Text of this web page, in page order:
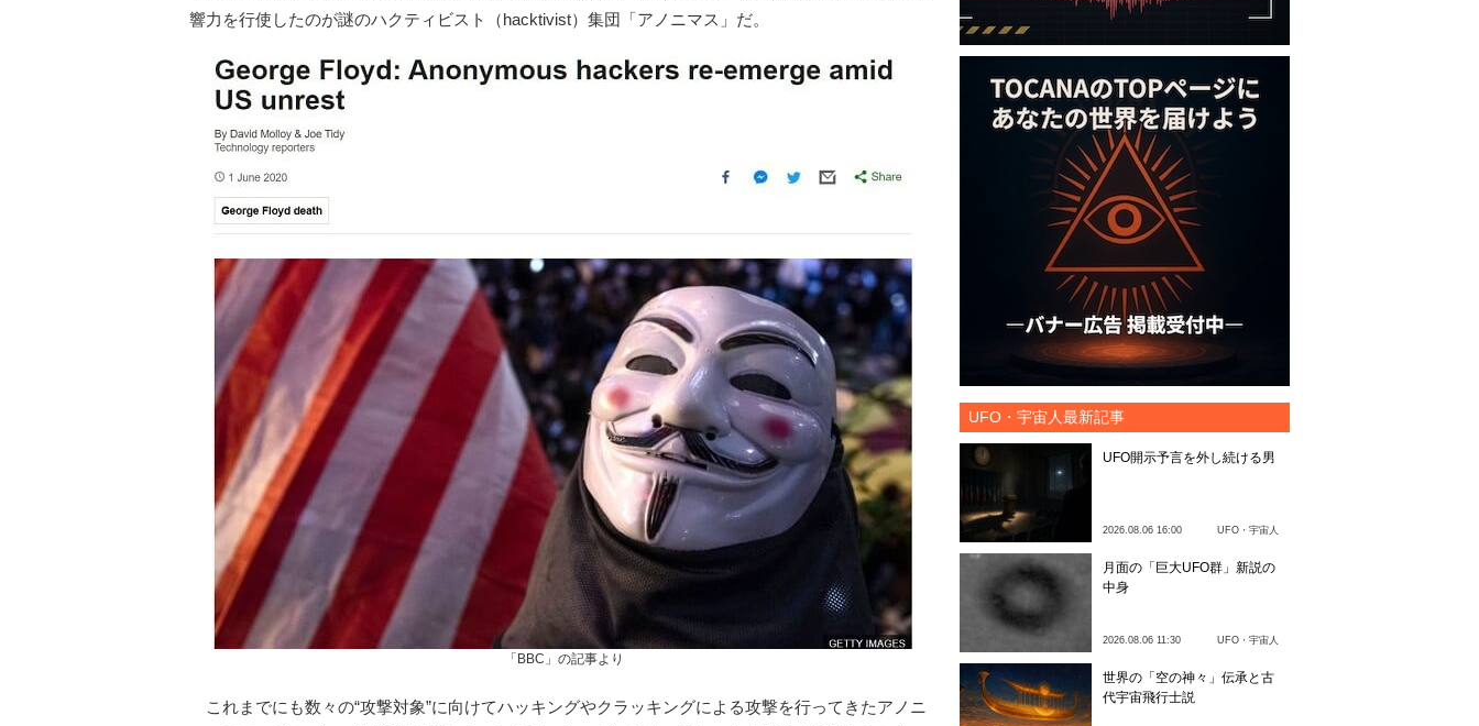
響力を行使したのが謎のハクティビスト（hacktivist）集団「アノニマス」だ。
「BBC」の記事より
これまでにも数々の“攻撃対象”に向けてハッキングやクラッキングによる攻撃を行ってきたアノニ
UFO・宇宙人最新記事
UFO開示予言を外し続ける男
2026.08.06 16:00 UFO・宇宙人
月面の「巨大UFO群」新説の
中身
2026.08.06 11:30 UFO・宇宙人
世界の「空の神々」伝承と古
代宇宙飛行士説